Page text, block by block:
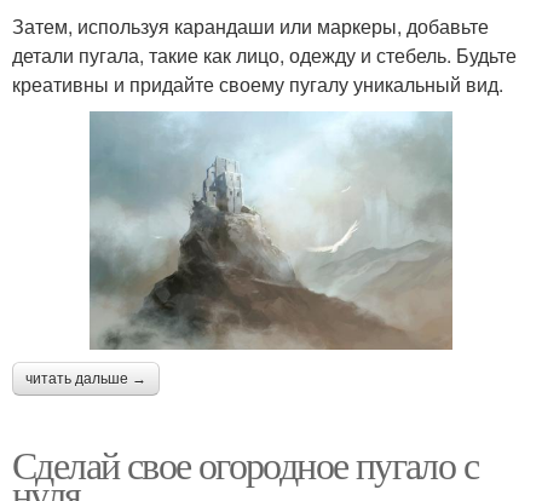
Затем, используя карандаши или маркеры, добавьте
детали пугала, такие как лицо, одежду и стебель. Будьте
креативны и придайте своему пугалу уникальный вид.
читать дальше →
Сделай свое огородное пугало с